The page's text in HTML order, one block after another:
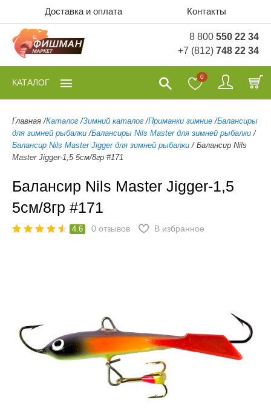
Доставка и оплата Контакты
8 800 550 22 34
+7 (812) 748 22 34
0
КАТАЛОГ
Главная /Каталог /Зимний каталог /Приманки зимние /Балансиры
для зимней рыбалки /Балансиры Nils Master для зимней рыбалки /
Балансир Nils Master Jigger для зимней рыбалки / Балансир Nils
Master Jigger-1,5 5см/8гр #171
Балансир Nils Master Jigger-1,5
5см/8гр #171
4.6 0 отзывов В избранное